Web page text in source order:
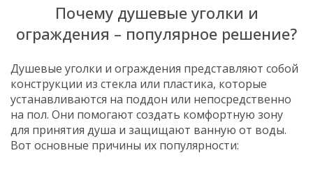
Почему душевые уголки и
ограждения – популярное решение?
Душевые уголки и ограждения представляют собой
конструкции из стекла или пластика, которые
устанавливаются на поддон или непосредственно
на пол. Они помогают создать комфортную зону
для принятия душа и защищают ванную от воды.
Вот основные причины их популярности: